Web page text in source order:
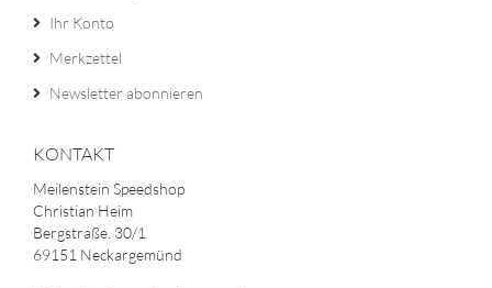
Ihr Konto
Merkzettel
Newsletter abonnieren
KONTAKT
Meilenstein Speedshop
Christian Heim
Bergstraße. 30/1
69151 Neckargemünd